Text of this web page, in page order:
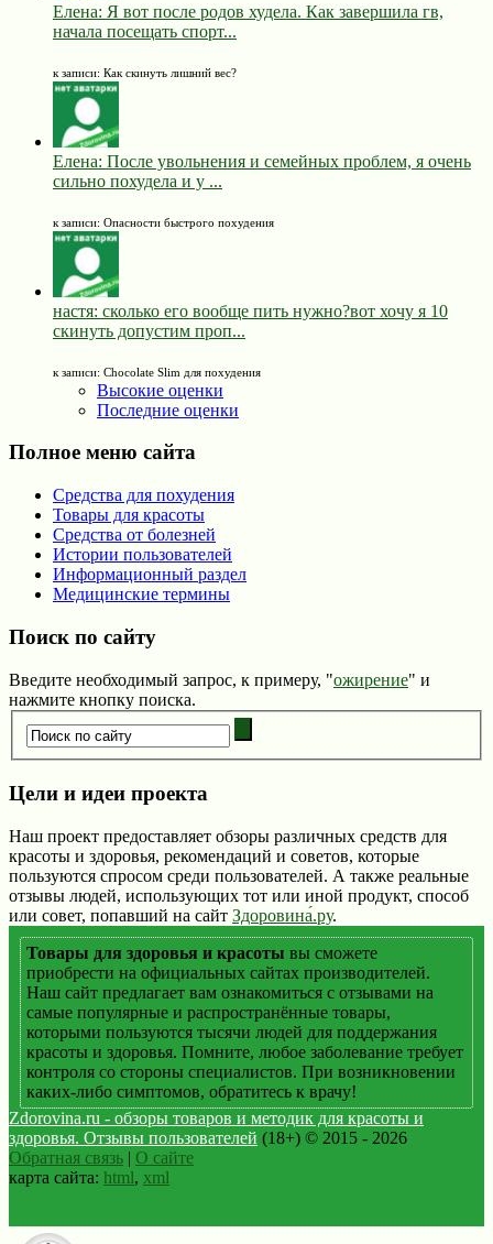
Елена: Я вот после родов худела. Как завершила гв,
начала посещать спорт...
к записи: Как скинуть лишний вес?
Елена: После увольнения и семейных проблем, я очень
сильно похудела и у ...
к записи: Опасности быстрого похудения
настя: сколько его вообще пить нужно?вот хочу я 10
скинуть допустим проп...
к записи: Chocolate Slim для похудения
Высокие оценки
Последние оценки
Полное меню сайта
Средства для похудения
Товары для красоты
Средства от болезней
Истории пользователей
Информационный раздел
Медицинские термины
Поиск по сайту
Введите необходимый запрос, к примеру, "ожирение" и
нажмите кнопку поиска.
Цели и идеи проекта
Наш проект предоставляет обзоры различных средств для
красоты и здоровья, рекомендаций и советов, которые
пользуются спросом среди пользователей. А также реальные
отзывы людей, использующих тот или иной продукт, способ
или совет, попавший на сайт Здоровина́.ру.
Товары для здоровья и красоты вы сможете
приобрести на официальных сайтах производителей.
Наш сайт предлагает вам ознакомиться с отзывами на
самые популярные и распространённые товары,
которыми пользуются тысячи людей для поддержания
красоты и здоровья. Помните, любое заболевание требует
контроля со стороны специалистов. При возникновении
каких-либо симптомов, обратитесь к врачу!
Zdorovina.ru - обзоры товаров и методик для красоты и
здоровья. Отзывы пользователей (18+) © 2015 - 2026
Обратная связь | О сайте
карта сайта: html, xml